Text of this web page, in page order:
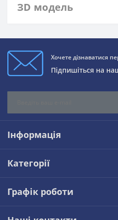
ЗD модель
Хочете дізнаватися
Підпишіться на
Інформація
Категорії
Графік роботи